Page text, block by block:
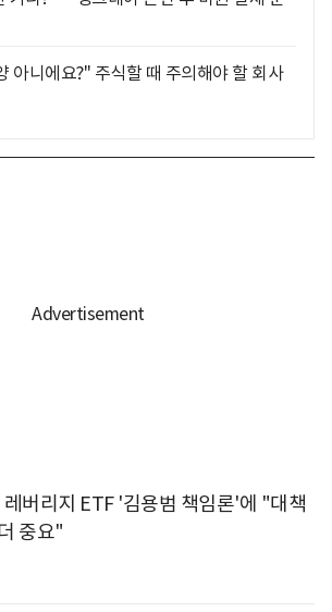
아니에요?" 주식할 때 주의해야 할 회사
버리지 ETF '김용범 책임론'에 "대책
중요"